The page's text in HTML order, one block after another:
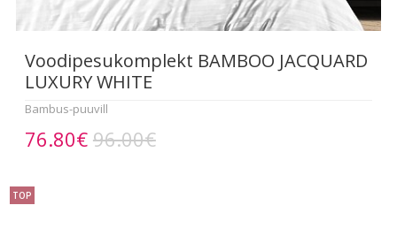
Voodipesukomplekt BAMBOO JACQUARD
LUXURY WHITE
Bambus-puuvill
76.80€ 96.00€
TOP